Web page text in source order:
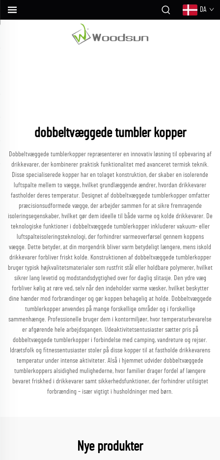
DA
dobbeltvæggede tumbler kopper
Dobbeltvæggede tumblerkopper repræsenterer en innovativ løsning til opbevaring af
drikkevarer, der kombinerer praktisk funktionalitet med avanceret termisk teknik.
Disse specialiserede kopper har en tolaget konstruktion, der skaber en isolerende
luftspalte mellem to vægge, hvilket grundlæggende ændrer, hvordan drikkevarer
fastholder deres temperatur. Designet af dobbeltvæggede tumblerkopper omfatter
præcisionsudformede vægge, der arbejder sammen for at sikre fremragende
isoleringsegenskaber, hvilket gør dem ideelle til både varme og kolde drikkevarer. De
teknologiske funktioner i dobbeltvæggede tumblerkopper inkluderer vakuum- eller
luftspalteisoleringsteknologi, der forhindrer varmeoverførsel gennem koppens
vægge. Dette betyder, at din morgendrik bliver varm betydeligt længere, mens iskold
drikkevarer forbliver friskt kolde. Konstruktionen af dobbeltvæggede tumblerkopper
bruger typisk højkvalitetsmaterialer som rustfrit stål eller holdbare polymerer, hvilket
sikrer lang levetid og modstandsdygtighed over for daglig slitasje. Den ydre væg
forbliver kølig at røre ved, selv når den indeholder varme væsker, hvilket beskytter
dine hænder mod forbrændinger og gør koppen behagelig at holde. Dobbeltvæggede
tumblerkopper anvendes på mange forskellige områder og i forskellige
sammenhænge. Professionelle bruger dem i kontormiljøer, hvor temperaturbevarelse
er afgørende hele arbejdsgangen. Udeaktivitetsentusiaster sætter pris på
dobbeltvæggede tumblerkopper i forbindelse med camping, vandreture og rejser.
Idrætsfolk og fitnessentusiaster stoler på disse kopper til at fastholde drikkevarens
temperatur under intense aktiviteter. Alså i hjemmet udvider dobbeltvæggede
tumblerkoppers alsidighed mulighederne, hvor familier drager fordel af længere
bevaret friskhed i drikkevarer samt sikkerhedsfunktioner, der forhindrer utilsigtet
forbrænding – især vigtigt i husholdninger med børn.
Nye produkter